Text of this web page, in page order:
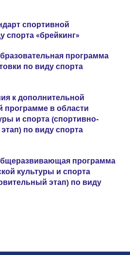
спортивной
спорта «брейкинг»
программа
по виду спорта
к дополнительной
программе в области
и спорта (спортивно-
по виду спорта
программа
культуры и спорта
этап) по виду